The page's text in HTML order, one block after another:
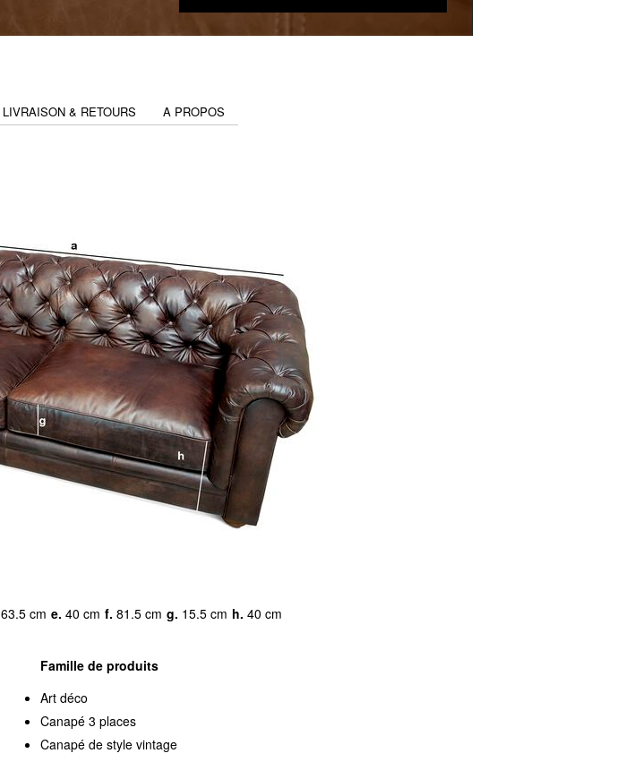
LIVRAISON & RETOURS A PROPOS
63.5 cm e. 40 cm f. 81.5 cm g. 15.5 cm h. 40 cm
Famille de produits
Art déco
Canapé 3 places
Canapé de style vintage